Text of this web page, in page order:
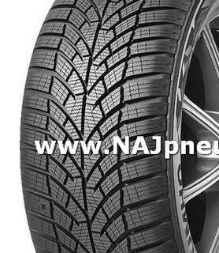
Dodávkové + malé úžitkové
Celoročné pneumatiky
Osobné/crossover + malé úžitkové
SUV/crossover + OFFRoad-ové
Dodávkové + malé úžitkové
Disky